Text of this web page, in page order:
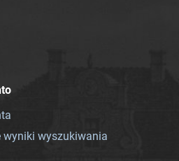
wyniki wyszukiwania